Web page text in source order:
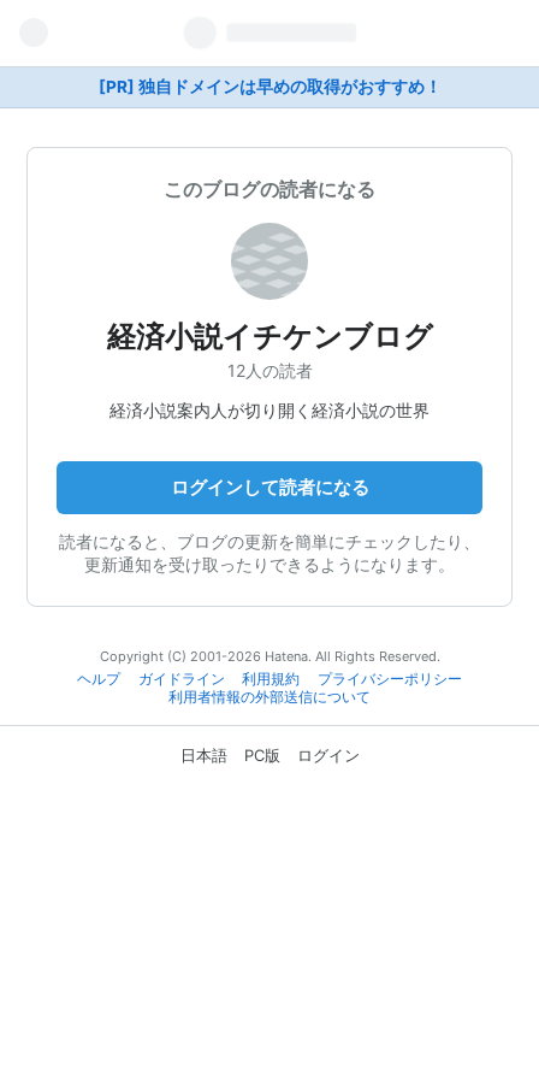
[PR] 独自ドメインは早めの取得がおすすめ！
このブログの読者になる
経済小説イチケンブログ
12人の読者
経済小説案内人が切り開く経済小説の世界
ログインして読者になる
読者になると、ブログの更新を簡単にチェックしたり、
更新通知を受け取ったりできるようになります。
Copyright (C) 2001-2026 Hatena. All Rights Reserved.
ヘルプ
ガイドライン 利用規約
プライバシーポリシー
利用者情報の外部送信について
日本語 PC版 ログイン